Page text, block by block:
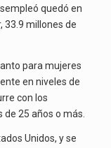
La reforma que reduce la jornada laboral a 40 horas semanales omitió precisar su aplicación…
La industria manufacturera de exportación afiliada a Index en Nuevo León ha alcanzado hasta 10%…
quedó en
33.9 millones de
para mujeres
en niveles de
con los
25 años o más.
Unidos, y se